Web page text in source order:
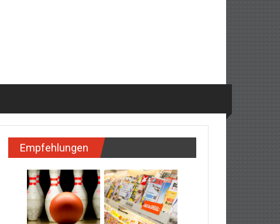
Empfehlungen